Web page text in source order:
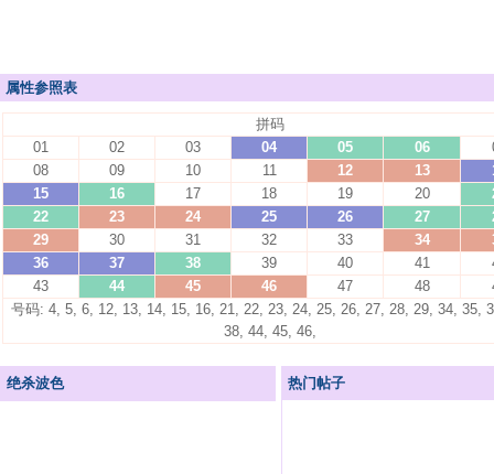
属性参照表
拼码
01
02 03 04 05 06
08
09 10 11 12 13
15
16 17 18 19 20
22
23 24 25 26 27
29
30 31 32 33 34
36
37 38 39 40 41
43
44 45 46 47 48
号码: 4, 5, 6, 12, 13, 14, 15, 16, 21, 22, 23, 24, 25, 26, 27, 28, 29, 34, 35,
38, 44, 45, 46,
绝杀波色 热门帖子